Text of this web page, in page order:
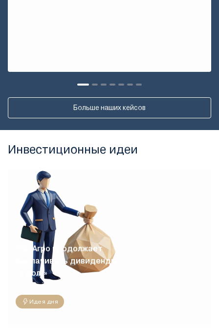
Больше наших кейсов
Инвестиционные идеи
ФосАгро продолжает
выплачивать дивиденды
«в долг»
Идея дня